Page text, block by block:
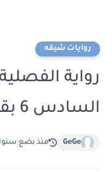
روايات شيقه
رواية
السادس 6 بقلم مرج البحر
GeGe منذ بضع